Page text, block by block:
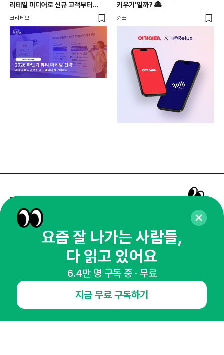
리테일 미디어로 신규 고객부터
재구매까지
크리테오
키우기'일까? 🏯
쥰쓰
매주 화요일 아침,
마케팅 감각을 깨워 드릴게요!
65,043명의 마케터를 성장시키는 뉴스레터
뉴스레터 구독하기
NHN AD
요즘 잘 나가는 사람들,
다 읽고 있어요
6.4만 명 구독 중 · 무료
지금 무료 구독하기